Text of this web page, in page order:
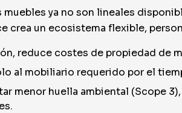
ya no son lineales
crea un ecosistema flexible,
reduce costes de propiedad de
al mobiliario requerido por el
menor huella ambiental (Scope